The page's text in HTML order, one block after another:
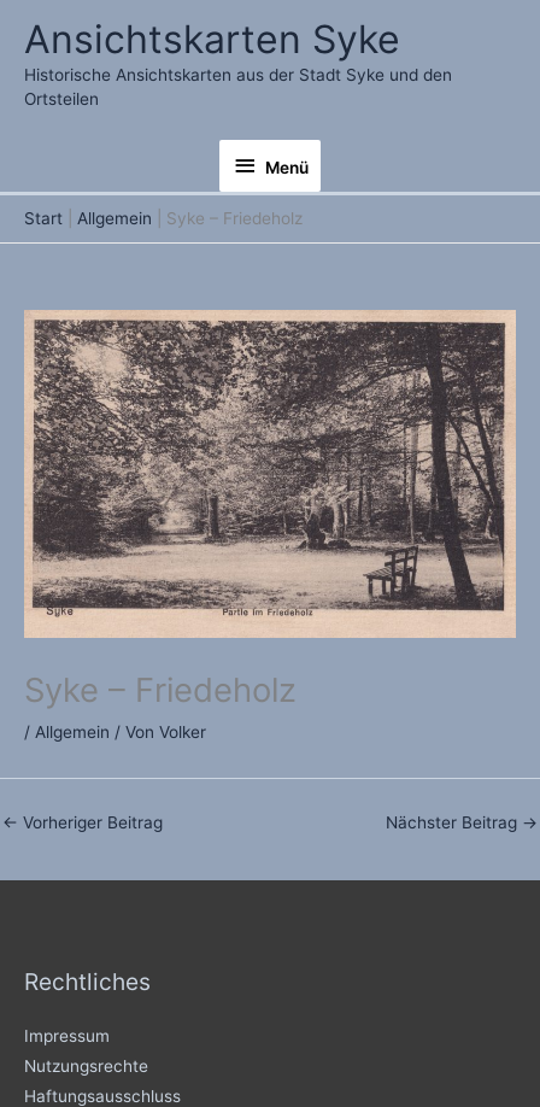
Inhalt
springen
Ansichtskarten Syke
Historische Ansichtskarten aus der Stadt Syke und den
Ortsteilen
Menü
Menü
Start Allgemein Syke – Friedeholz
Syke – Friedeholz
/ Allgemein / Von Volker
← Vorheriger Beitrag Nächster Beitrag →
Rechtliches
Impressum
Nutzungsrechte
Haftungsausschluss